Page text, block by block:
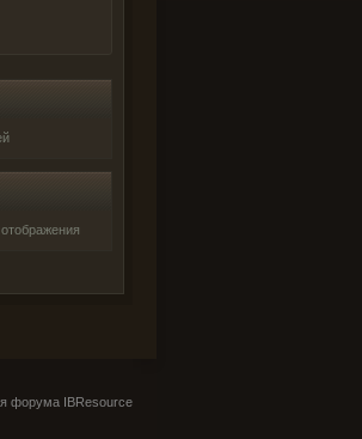
форума IBResource